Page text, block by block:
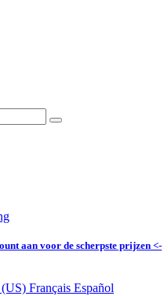
aan voor de scherpste prijzen <-
Français Español